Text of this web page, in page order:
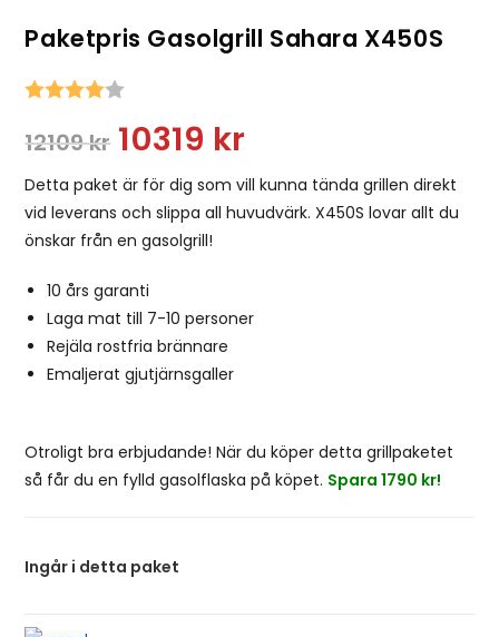
Paketpris Gasolgrill Sahara X450S
12109kr 10319 kr
Detta paket är för dig som vill kunna tända grillen direkt
vid leverans och slippa all huvudvärk. X450S lovar allt du
önskar från en gasolgrill!
10 års garanti
Laga mat till 7-10 personer
Rejäla rostfria brännare
Emaljerat gjutjärnsgaller
Otroligt bra erbjudande! När du köper detta grillpaketet
så får du en fylld gasolflaska på köpet. Spara 1790 kr!
Ingår i detta paket